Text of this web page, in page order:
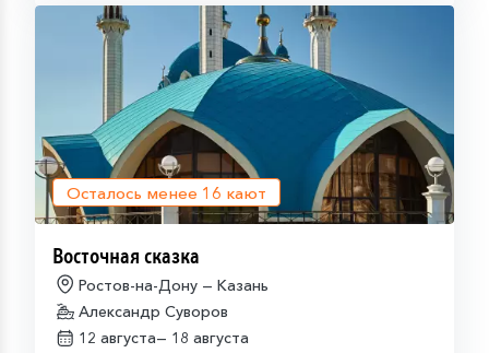
Осталось менее 16 кают
Восточная сказка
Ростов-на-Дону — Казань
Александр Суворов
12 августа— 18 августа